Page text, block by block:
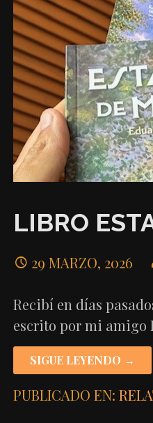
LIBRO
29 MARZO, 2026
Recibí en días
escrito por mi amigo
SIGUE LEYENDO →
PUBLICADO EN: